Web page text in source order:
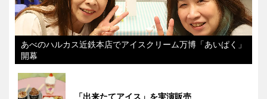
あべのハルカス近鉄本店でアイスクリーム万博「あいぱく」
開幕
「出来たてアイス」を実演販売